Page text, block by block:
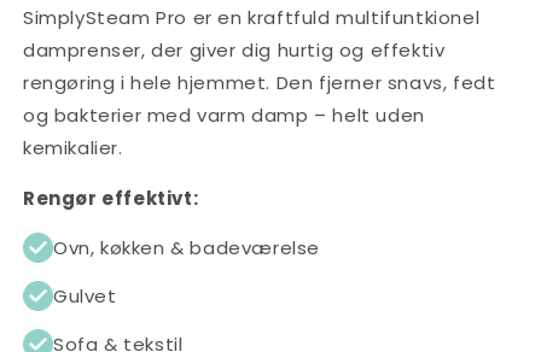
SimplySteam Pro er en kraftfuld multifuntkionel
damprenser, der giver dig hurtig og effektiv
rengøring i hele hjemmet. Den fjerner snavs, fedt
og bakterier med varm damp – helt uden
kemikalier.
Rengør effektivt:
Ovn, køkken & badeværelse
Gulvet
Sofa & tekstil